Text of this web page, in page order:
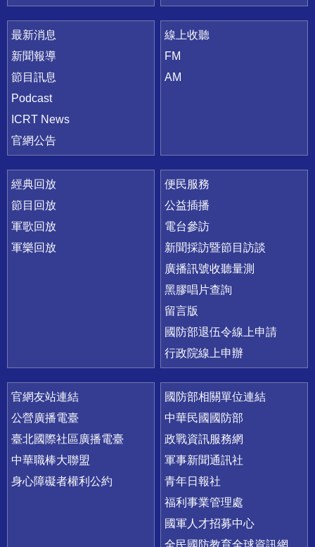
最新消息
新聞報導
節目訊息
Podcast
ICRT News
官網公告
線上收聽
FM
AM
經典回放
節目回放
軍歌回放
軍樂回放
便民服務
公益插播
電台參訪
新聞採訪暨節目訪談
廣播訊號收聽量測
黑膠唱片查詢
留言版
國防部退伍令線上申請
行政院線上申辦
官網友站連結
公營廣播電臺
臺北國際社區廣播電臺
中華職棒大聯盟
身心障礙者權利公約
國防部相關單位連結
中華民國國防部
政戰資訊服務網
軍事新聞通訊社
青年日報社
福利事業管理處
國軍人才招募中心